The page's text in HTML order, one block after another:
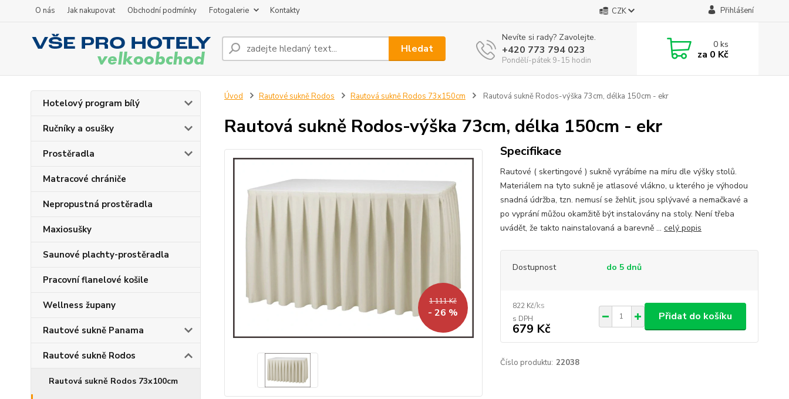
O nás Jak nakupovat Obchodní podmínky Fotogalerie Kontakty CZK Přihlášení
Hledat
Nevíte si rady? Zavolejte.
+420 773 794 023
Pondělí-pátek 9-15 hodin
0ks
za 0 Kč
Hotelový program bílý
Ručníky a osušky
Prostěradla
Matracové chrániče
Nepropustná prostěradla
Maxiosušky
Saunové plachty-prostěradla
Pracovní flanelové košile
Wellness župany
Rautové sukně Panama
Rautové sukně Rodos
Rautová sukně Rodos 73x100cm
Úvod Rautové sukně Rodos Rautová sukně Rodos 73x150cm Rautová sukně Rodos-výška 73cm, délka 150cm - ekr
Rautová sukně Rodos-výška 73cm, délka 150cm - ekr
1 111 Kč
- 26 %
Specifikace
Rautové ( skertingové ) sukně vyrábíme na míru dle výšky stolů.
Materiálem na tyto sukně je atlasové vlákno, u kterého je výhodou
snadná údržba, tzn. nemusí se žehlit, jsou splývavé a nemačkavé a
po vyprání můžou okamžitě být instalovány na stoly. Není třeba
uvádět, že takto nainstalovaná a barevně ... celý popis
Dostupnost do 5 dnů
822 Kč/ks
679 Kč
Přidat do košíku
Číslo produktu: 22038